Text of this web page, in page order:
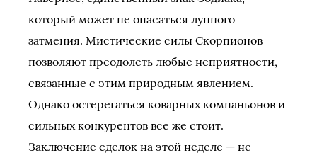
который может не опасаться лунного
затмения. Мистические силы Скорпионов
позволяют преодолеть любые неприятности,
связанные с этим природным явлением.
Однако остерегаться коварных компаньонов и
сильных конкурентов все же стоит.
Заключение сделок на этой неделе — не